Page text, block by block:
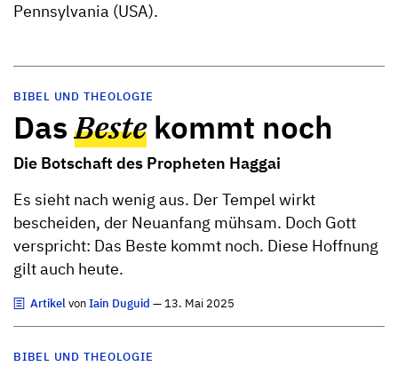
Pennsylvania (USA).
BIBEL UND THEOLOGIE
DasBestekommt noch
Die Botschaft des Propheten Haggai
Es sieht nach wenig aus. Der Tempel wirkt
bescheiden, der Neuanfang mühsam. Doch Gott
verspricht: Das Beste kommt noch. Diese Hoffnung
gilt auch heute.
ArtikelvonIain Duguid — 13. Mai 2025
BIBEL UND THEOLOGIE